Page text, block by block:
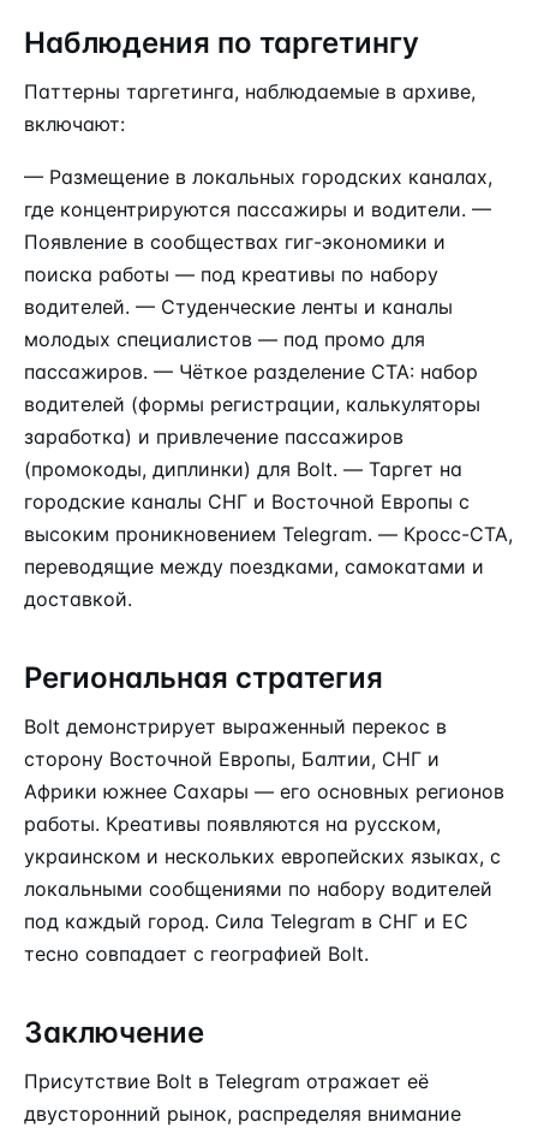
Наблюдения по таргетингу
Паттерны таргетинга, наблюдаемые в архиве,
включают:
— Размещение в локальных городских каналах,
где концентрируются пассажиры и водители. —
Появление в сообществах гиг-экономики и
поиска работы — под креативы по набору
водителей. — Студенческие ленты и каналы
молодых специалистов — под промо для
пассажиров. — Чёткое разделение CTA: набор
водителей (формы регистрации, калькуляторы
заработка) и привлечение пассажиров
(промокоды, диплинки) для Bolt. — Таргет на
городские каналы СНГ и Восточной Европы с
высоким проникновением Telegram. — Кросс-CTA,
переводящие между поездками, самокатами и
доставкой.
Региональная стратегия
Bolt демонстрирует выраженный перекос в
сторону Восточной Европы, Балтии, СНГ и
Африки южнее Сахары — его основных регионов
работы. Креативы появляются на русском,
украинском и нескольких европейских языках, с
локальными сообщениями по набору водителей
под каждый город. Сила Telegram в СНГ и ЕС
тесно совпадает с географией Bolt.
Заключение
Присутствие Bolt в Telegram отражает её
двусторонний рынок, распределяя внимание